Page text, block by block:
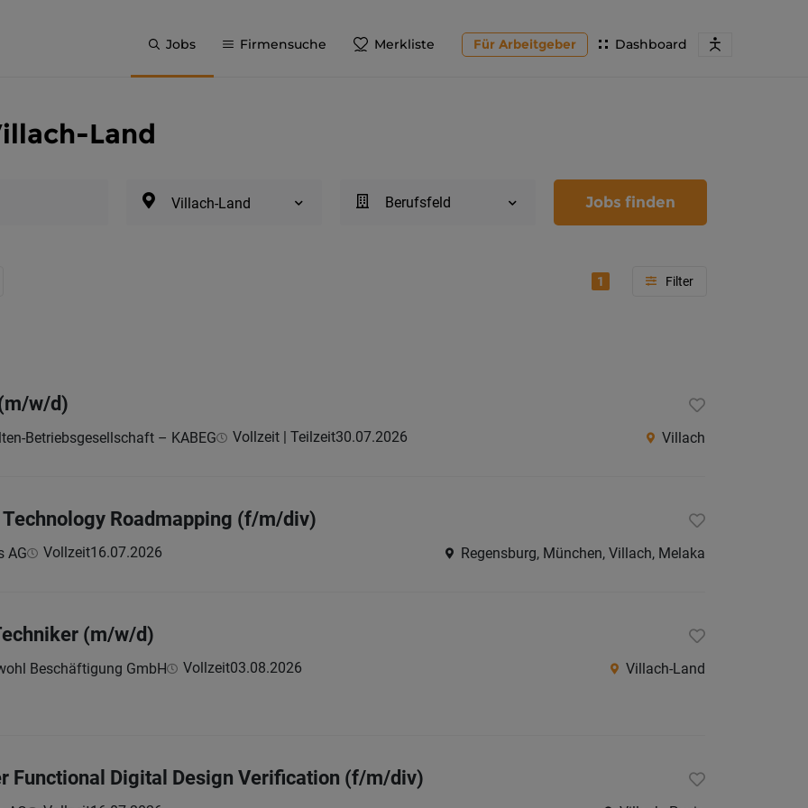
Jobs Firmensuche Merkliste Dashboard
Für Arbeitgeber
Land
Villach-Land Berufsfeld Jobs finden
1
w/d)
Betriebsgesellschaft – KABEG Vollzeit | Teilzeit30.07.2026 Villach
Roadmapping (f/m/div)
AG Vollzeit16.07.2026 Regensburg, München, Villach, Melaka
(m/w/d)
Beschäftigung GmbH Vollzeit03.08.2026 Villach-Land
Functional Digital Design Verification (f/m/div)